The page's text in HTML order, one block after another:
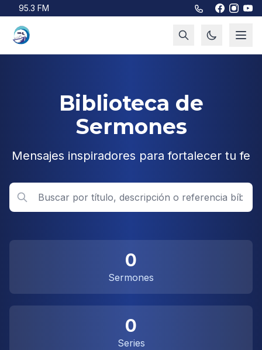
Saltar al contenido principal
95.3 FM
Biblioteca de
Sermones
Mensajes inspiradores para fortalecer tu fe
0
Sermones
0
Series